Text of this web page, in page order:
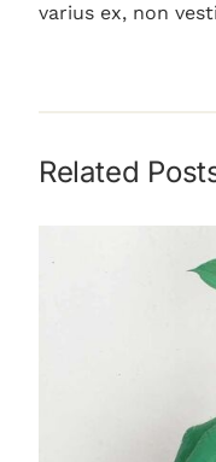
varius ex, non
Related